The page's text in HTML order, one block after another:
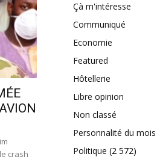
crash
Çà m'intéresse
Communiqué
Economie
Featured
Hôtellerie
Libre opinion
Non classé
Personnalité du mois
Politique (2 572)